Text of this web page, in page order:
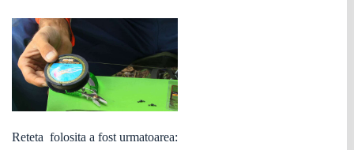
Reteta folosita a fost urmatoarea: